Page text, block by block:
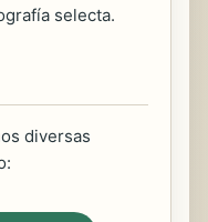
selecta.
diversas